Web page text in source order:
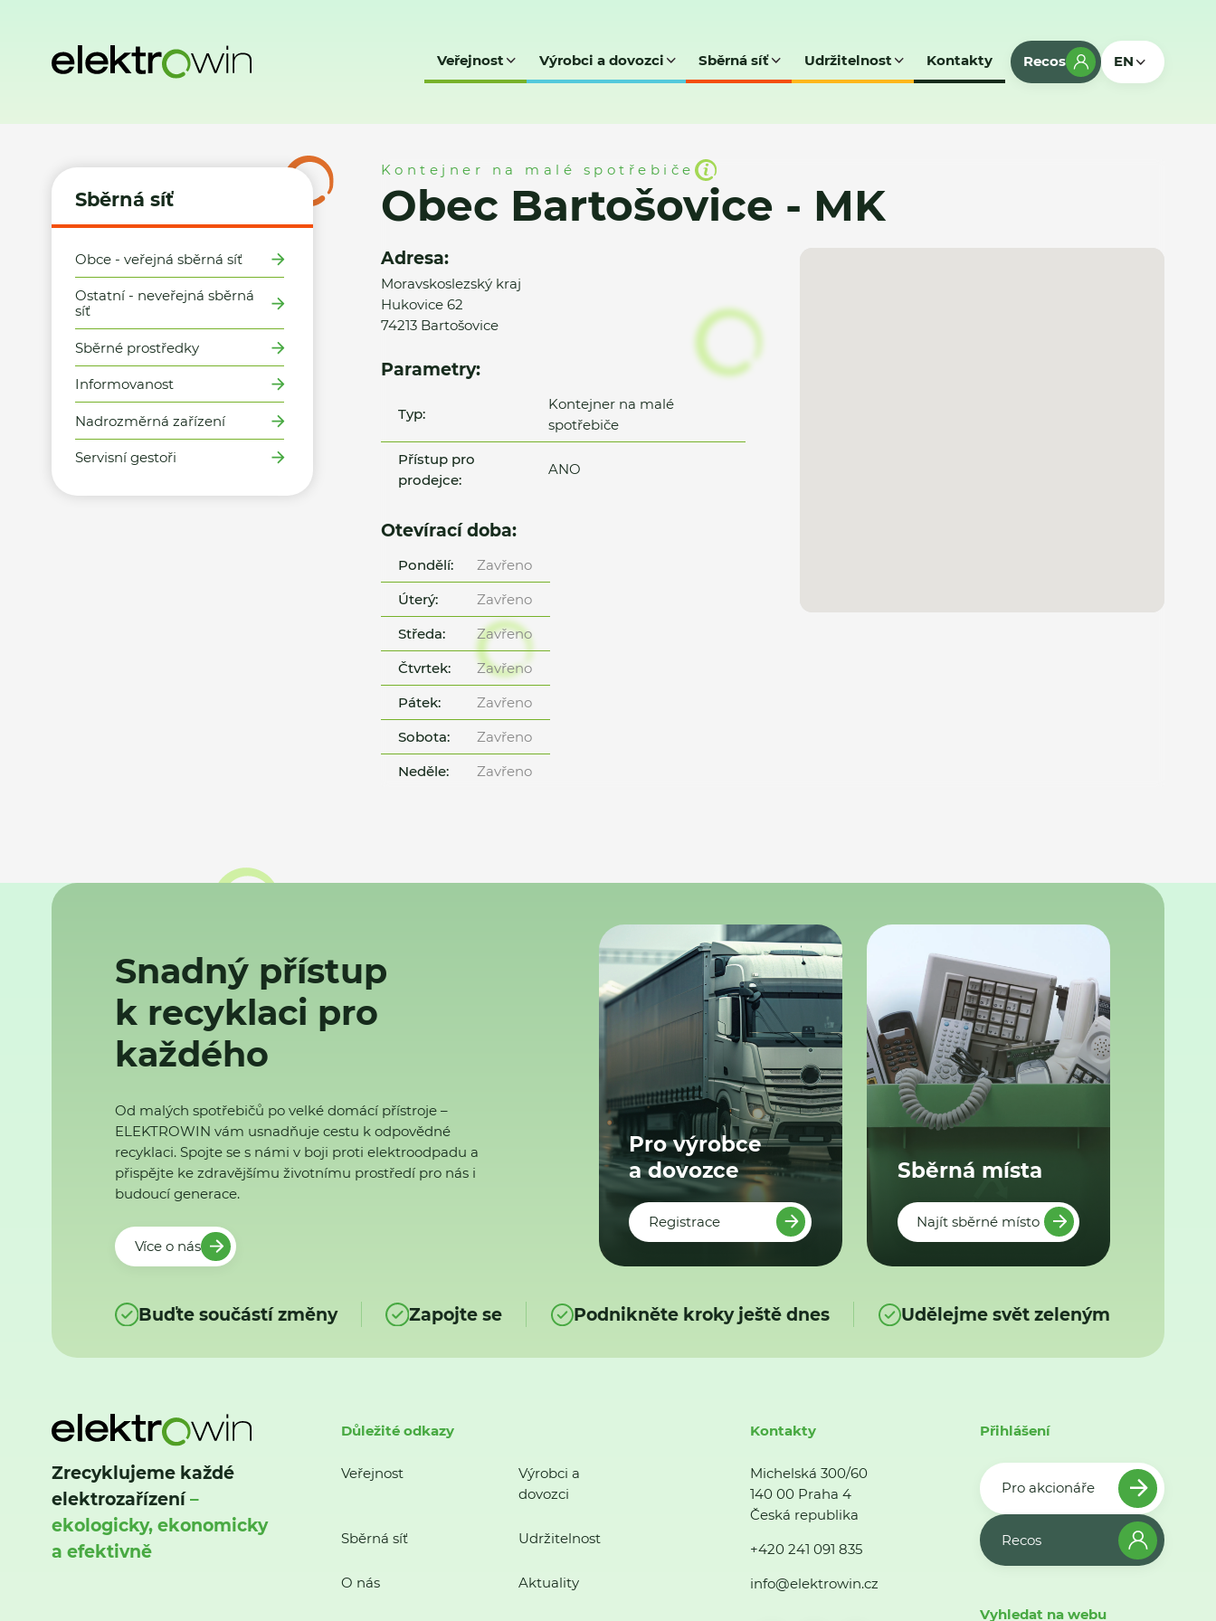
Veřejnost Výrobci a dovozci Sběrná síť Udržitelnost Kontakty Recos EN
Sběrná síť
Obce - veřejná sběrná síť
Ostatní - neveřejná sběrná
síť
Sběrné prostředky
Informovanost
Nadrozměrná zařízení
Servisní gestoři
Kontejner na malé spotřebiče
Obec Bartošovice - MK
Adresa:
Moravskoslezský kraj
Hukovice 62
74213 Bartošovice
Parametry:
Typ:
Kontejner na malé
spotřebiče
Přístup pro
prodejce:
ANO
Otevírací doba:
Pondělí:
Zavřeno
Úterý:
Zavřeno
Středa:
Zavřeno
Čtvrtek:
Zavřeno
Pátek:
Zavřeno
Sobota:
Zavřeno
Neděle:
Zavřeno
Snadný přístup
k recyklaci pro
každého
Od malých spotřebičů po velké domácí přístroje –
ELEKTROWIN vám usnadňuje cestu k odpovědné
recyklaci. Spojte se s námi v boji proti elektroodpadu a
přispějte ke zdravějšímu životnímu prostředí pro nás i
budoucí generace.
Více o nás
Pro výrobce
a dovozce
Registrace
Sběrná místa
Najít sběrné místo
Buďte součástí změny Zapojte se Podnikněte kroky ještě dnes Udělejme svět zeleným
Zrecyklujeme každé
elektrozařízení–
ekologicky, ekonomicky
a efektivně
Důležité odkazy
Veřejnost
Výrobci a
dovozci
Sběrná síť Udržitelnost
O nás Aktuality
Kontakty
Michelská 300/60
140 00 Praha 4
Česká republika
+420 241 091 835
info@elektrowin.cz
Přihlášení
Pro akcionáře
Recos
Vyhledat na webu